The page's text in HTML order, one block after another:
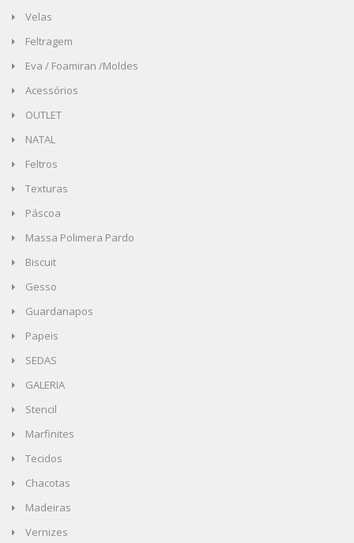
Velas
Feltragem
Eva / Foamiran /Moldes
Acessórios
OUTLET
NATAL
Feltros
Texturas
Páscoa
Massa Polimera Pardo
Biscuit
Gesso
Guardanapos
Papeis
SEDAS
GALERIA
Stencil
Marfinites
Tecidos
Chacotas
Madeiras
Vernizes